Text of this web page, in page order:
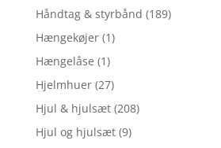
Håndtag & styrbånd (189)
Hængekøjer (1)
Hængelåse (1)
Hjelmhuer (27)
Hjul & hjulsæt (208)
Hjul og hjulsæt (9)